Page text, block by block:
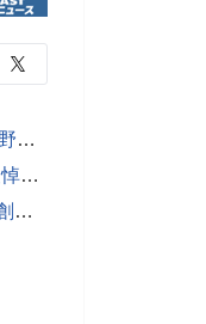
「命大切だと言っていても、大切にしてないじゃないですか」 ABCテレビで辺野古沖事故を約40分間異例の特集
「死にます助けて。」から3週間...漫画家・ウエノ直哉さん死去 最後の投稿に追悼相次ぐ
「恥を知るべき」「日本電産を潰すために来たのか？」 不正会計のニデック、創業者の罵倒メールに驚愕「えげつない」